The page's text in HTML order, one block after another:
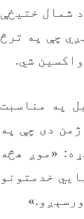
شمال ختیځې
له ۲۱ تر ۲۴ پورې پلی کېږي چې په ترڅ
په مناسبت
دی چې په
«موږ هڅه
خدمتونو